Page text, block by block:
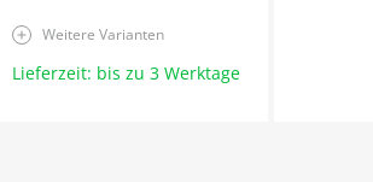
Weitere Varianten
Lieferzeit: bis zu 3 Werktage